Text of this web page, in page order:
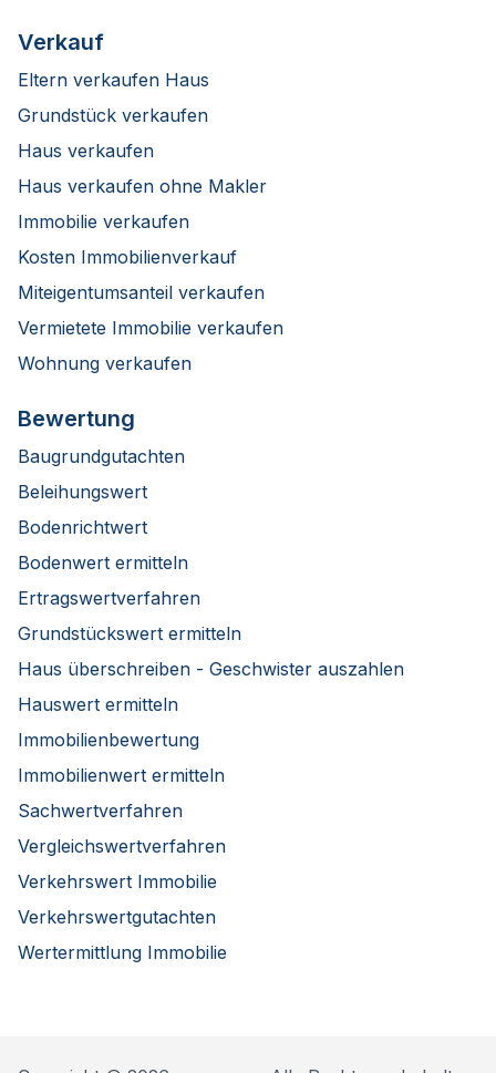
Verkauf
Eltern verkaufen Haus
Grundstück verkaufen
Haus verkaufen
Haus verkaufen ohne Makler
Immobilie verkaufen
Kosten Immobilienverkauf
Miteigentumsanteil verkaufen
Vermietete Immobilie verkaufen
Wohnung verkaufen
Bewertung
Baugrundgutachten
Beleihungswert
Bodenrichtwert
Bodenwert ermitteln
Ertragswertverfahren
Grundstückswert ermitteln
Haus überschreiben - Geschwister auszahlen
Hauswert ermitteln
Immobilienbewertung
Immobilienwert ermitteln
Sachwertverfahren
Vergleichswertverfahren
Verkehrswert Immobilie
Verkehrswertgutachten
Wertermittlung Immobilie